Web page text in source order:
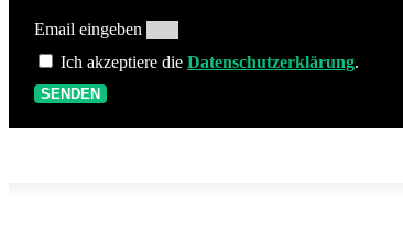
Email eingeben
Ich akzeptiere die Datenschutzerklärung.
SENDEN